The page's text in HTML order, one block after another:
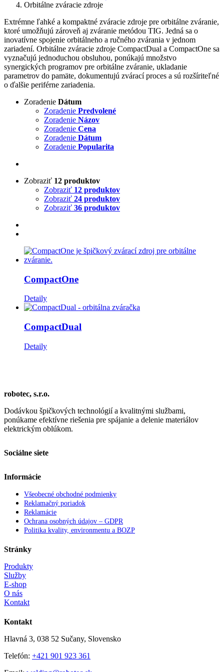
Orbitálne zváracie zdroje
Extrémne ľahké a kompaktné zváracie zdroje pre orbitálne zváranie,
ktoré umožňujú zároveň aj zváranie metódou TIG. Jedná sa o
inovatívne spojenie orbitálneho a ručného zvárania v jednom
zariadení. Orbitálne zváracie zdroje CompactDual a CompactOne sa
vyznačujú jednoduchou obsluhou, ponúkajú množstvo
synergických programov pre orbitálne zváranie, ukladanie
parametrov do pamäte, dokumentujú zvárací proces a sú rozšíriteľné
o ďalšie periférne zariadenia.
Zoradenie Dátum
Zoradenie Predvolené
Zoradenie Názov
Zoradenie Cena
Zoradenie Dátum
Zoradenie Popularita
Zobraziť 12 produktov
Zobraziť 12 produktov
Zobraziť 24 produktov
Zobraziť 36 produktov
CompactOne
Detaily
CompactDual
Detaily
robotec, s.r.o.
Dodávkou špičkových technológií a kvalitnými službami,
ponúkame efektívne riešenia pre spájanie a delenie materiálov
elektrickým oblúkom.
Sociálne siete
Informácie
Všeobecné obchodné podmienky
Reklamačný poriadok
Reklamácie
Ochrana osobných údajov – GDPR
Politika kvality, environmentu a BOZP
Stránky
Produkty
Služby
E-shop
O nás
Kontakt
Kontakt
Hlavná 3, 038 52 Sučany, Slovensko
Telefón: +421 901 923 361